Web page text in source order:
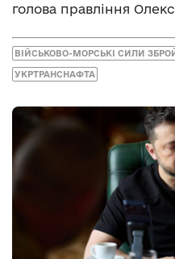
голова правління
ВІЙСЬКОВО-МОРСЬКІ СИЛИ
УКРТРАНСНАФТА